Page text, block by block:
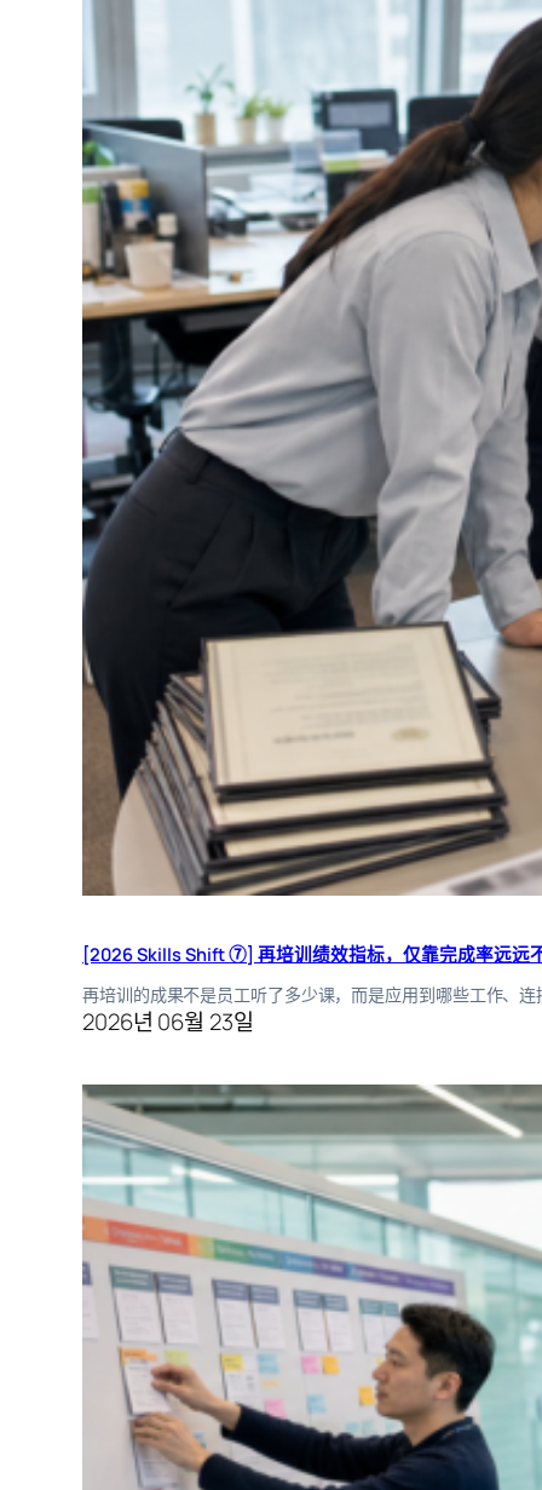
[2026 Skills Shift ⑦] 再培训绩效指标，仅靠完成率远远
再培训的成果不是员工听了多少课，而是应用到哪些工作、
2026년 06월 23일